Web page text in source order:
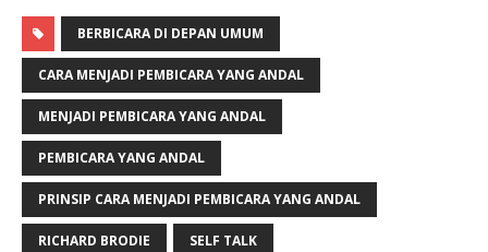
BERBICARA DI DEPAN UMUM
CARA MENJADI PEMBICARA YANG ANDAL
MENJADI PEMBICARA YANG ANDAL
PEMBICARA YANG ANDAL
PRINSIP CARA MENJADI PEMBICARA YANG ANDAL
RICHARD BRODIE SELF TALK